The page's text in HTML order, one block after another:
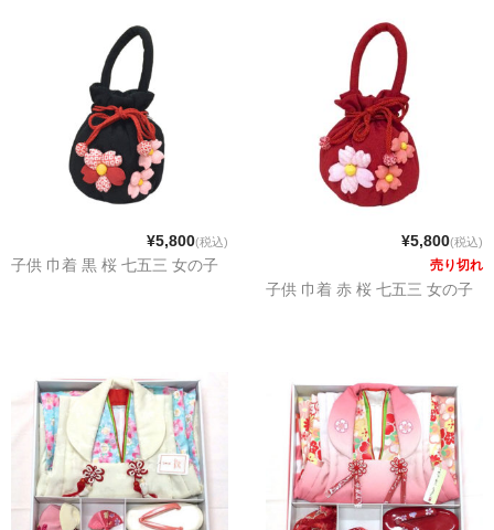
¥5,800(税込)
子供 巾着 黒 桜 七五三 女の子
¥5,800(税込)
売り切れ
子供 巾着 赤 桜 七五三 女の子